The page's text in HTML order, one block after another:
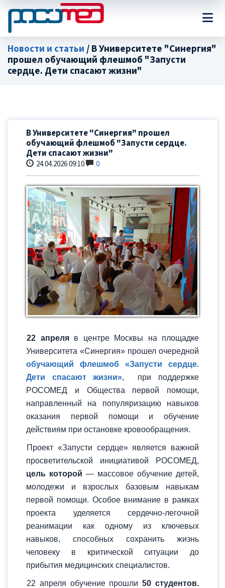
Новости и статьи/ В Университете "Синергия"
прошел обучающий флешмоб "Запусти
сердце. Дети спасают жизни"
В Университете "Синергия" прошел
обучающий флешмоб "Запусти сердце.
Дети спасают жизни"
24.04.2026 09:10 0
22 апреля в центре Москвы на площадке
Университета «Синергия» прошел очередной
обучающий флешмоб «Запусти сердце.
Дети спасают жизни», при поддержке
РОСОМЕД и Общества первой помощи,
направленный на популяризацию навыков
оказания первой помощи и обучение
действиям при остановке кровообращения.
Проект «Запусти сердце» является важной
просветительской инициативой РОСОМЕД,
цель которой — массовое обучение детей,
молодежи и взрослых базовым навыкам
первой помощи. Особое внимание в рамках
проекта уделяется сердечно-легочной
реанимации как одному из ключевых
навыков, способных сохранить жизнь
человеку в критической ситуации до
прибытия медицинских специалистов.
22 апреля обучение прошли 50 студентов.